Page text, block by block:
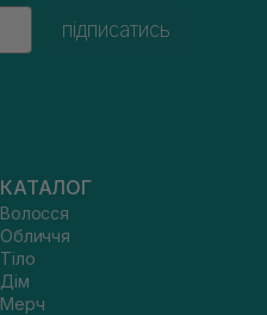
підписатись
КАТАЛОГ
Волосся
Обличчя
Тіло
Дім
Мерч